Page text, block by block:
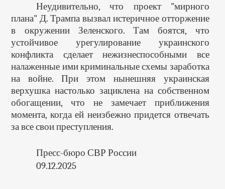
Неудивительно, что проект "мирного
плана" Д. Трампа вызвал истеричное отторжение
в окружении Зеленского. Там боятся, что
устойчивое урегулирование украинского
конфликта сделает нежизнеспособными все
налаженные ими криминальные схемы заработка
на войне. При этом нынешняя украинская
верхушка настолько зациклена на собственном
обогащении, что не замечает приближения
момента, когда ей неизбежно придется отвечать
за все свои преступления.
Пресс-бюро СВР России
09.12.2025